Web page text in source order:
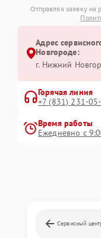
Отправляя заявку на
Адрес
Новгороде:
г. Нижний
Горячая линия
+7 (831) 231-
Время работы
Ежедневно с
Сервисный